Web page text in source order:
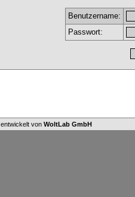
Benutzername:
Passwort:
, entwickelt von WoltLab GmbH